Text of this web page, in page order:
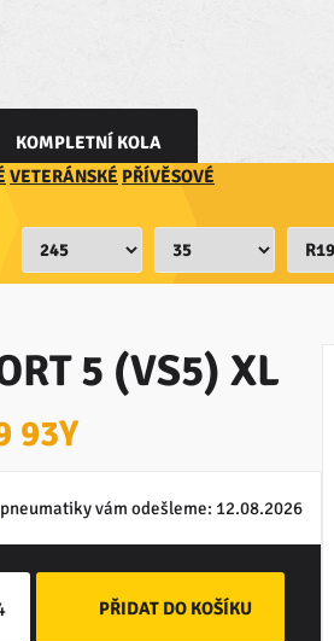
KOMPLETNÍ KOLA
VETERÁNSKÉ PŘÍVĚSOVÉ
5 (VS5) XL
93Y
pneumatiky vám odešleme: 12.08.2026